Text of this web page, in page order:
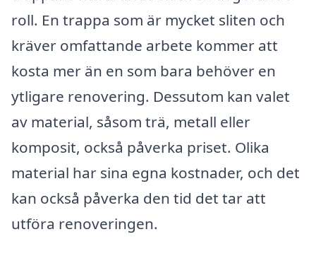
roll. En trappa som är mycket sliten och
kräver omfattande arbete kommer att
kosta mer än en som bara behöver en
ytligare renovering. Dessutom kan valet
av material, såsom trä, metall eller
komposit, också påverka priset. Olika
material har sina egna kostnader, och det
kan också påverka den tid det tar att
utföra renoveringen.